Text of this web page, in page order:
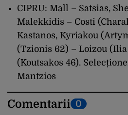
CIPRU: Mall – Satsias,
Malekkidis – Costi
Kastanos, Kyriakou
(Tzionis 62) – Loizou
(Koutsakos 46).
Mantzios
Comentarii 0